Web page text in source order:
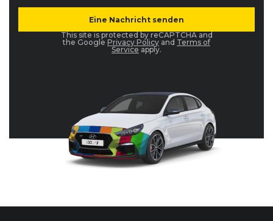
This site is protected by reCAPTCHA and
the Google Privacy Policy and Terms of
Service apply.